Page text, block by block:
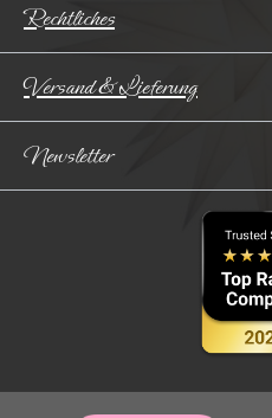
Rechtliches
Versand & Lieferung
Newsletter